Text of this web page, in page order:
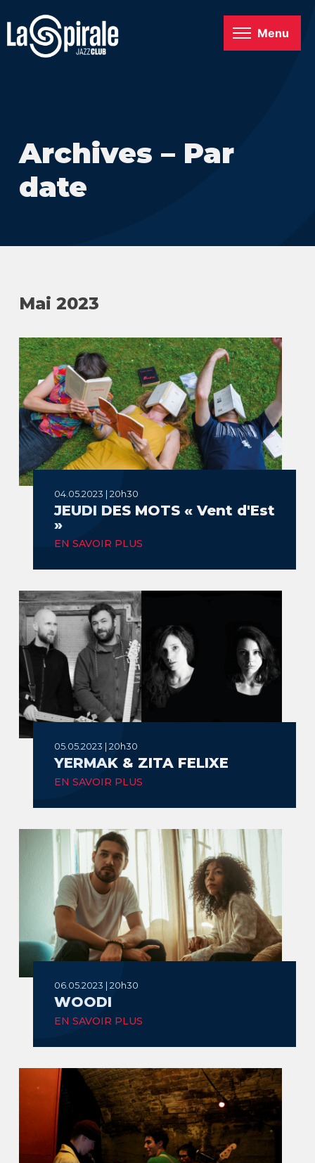
Menu
Archives – Par
date
Mai 2023
04.05.2023 | 20h30
JEUDI DES MOTS « Vent d'Est
»
EN SAVOIR PLUS
05.05.2023 | 20h30
YERMAK & ZITA FELIXE
EN SAVOIR PLUS
06.05.2023 | 20h30
WOODI
EN SAVOIR PLUS